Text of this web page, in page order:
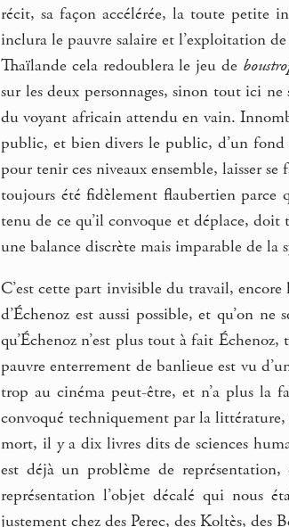
récit, sa façon accélérée, la toute petite
inclura le pauvre salaire et l’exploitation
Thaïlande cela redoublera le jeu de
sur les deux personnages, sinon tout ici
du voyant africain attendu en vain.
public, et bien divers le public, d’un fond
pour tenir ces niveaux ensemble, laisser
toujours été fidèlement flaubertien parce
tenu de ce qu’il convoque et déplace, doit
une balance discrète mais imparable de la
C’est cette part invisible du travail,
d’Échenoz est aussi possible, et qu’on
qu’Échenoz n’est plus tout à fait
pauvre enterrement de banlieue est vu
trop au cinéma peut-être, et n’a plus la
convoqué techniquement par la littérature,
mort, il y a dix livres dits de sciences
est déjà un problème de
représentation l’objet décalé qui nous
justement chez des Perec, des Koltès, des